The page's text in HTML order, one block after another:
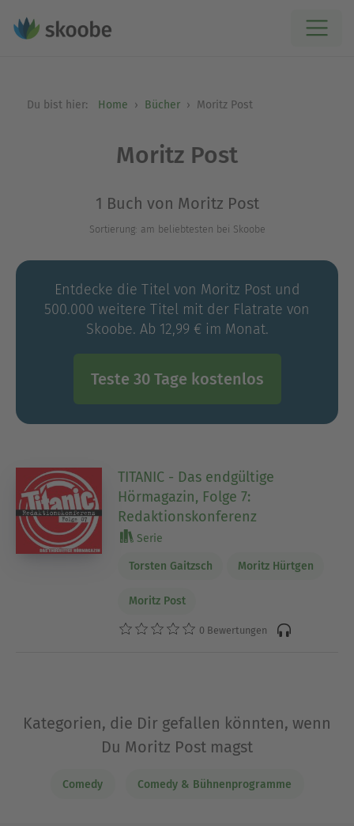
Du bist hier: Home Bücher Moritz Post
Moritz Post
1 Buch von Moritz Post
Sortierung: am beliebtesten bei Skoobe
Entdecke die Titel von Moritz Post und
500.000 weitere Titel mit der Flatrate von
Skoobe. Ab 12,99 € im Monat.
Teste 30 Tage kostenlos
TITANIC - Das endgültige
Hörmagazin, Folge 7:
Redaktionskonferenz
Serie
Torsten Gaitzsch Moritz Hürtgen
Moritz Post
0 Bewertungen
Kategorien, die Dir gefallen könnten, wenn
Du Moritz Post magst
Comedy Comedy & Bühnenprogramme